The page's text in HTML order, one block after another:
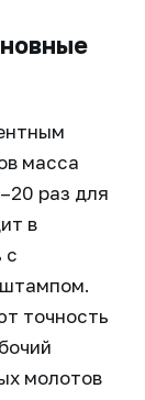
масса
раз для
в
с
точность
молотов